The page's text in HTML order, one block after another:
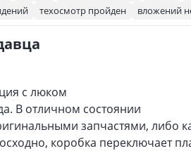
техосмотр пройден вложений
с люком
В отличном состоянии
запчастями, либо
коробка переключает